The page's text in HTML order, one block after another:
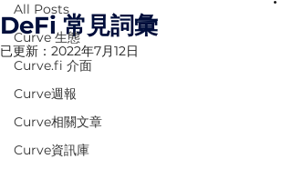
All Posts
Curve ​生態
Curve.fi 介面
Curve週報
Curve相關文章
Curve資訊庫
DeFi 常見詞彙
已更新： 2022年7月12日